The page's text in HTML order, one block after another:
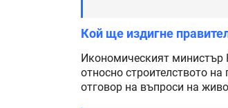
Кой ще издигне
Икономическият министър
относно строителството
отговор на въпроси на